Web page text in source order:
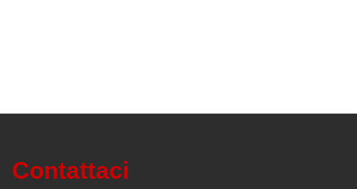
Contattaci